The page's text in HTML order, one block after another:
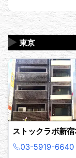
東京
▶
ストックラボ新
03-5919-6640